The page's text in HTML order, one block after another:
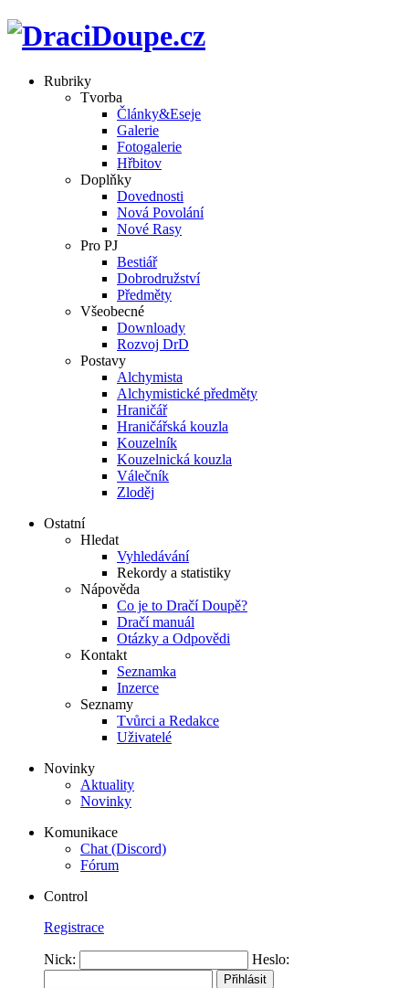
Rubriky
Tvorba
Články&Eseje
Galerie
Fotogalerie
Hřbitov
Doplňky
Dovednosti
Nová Povolání
Nové Rasy
Pro PJ
Bestiář
Dobrodružství
Předměty
Všeobecné
Downloady
Rozvoj DrD
Postavy
Alchymista
Alchymistické předměty
Hraničář
Hraničářská kouzla
Kouzelník
Kouzelnická kouzla
Válečník
Zloděj
Ostatní
Hledat
Vyhledávání
Rekordy a statistiky
Nápověda
Co je to Dračí Doupě?
Dračí manuál
Otázky a Odpovědi
Kontakt
Seznamka
Inzerce
Seznamy
Tvůrci a Redakce
Uživatelé
Novinky
Aktuality
Novinky
Komunikace
Chat (Discord)
Fórum
Control
Registrace
Nick: Heslo: